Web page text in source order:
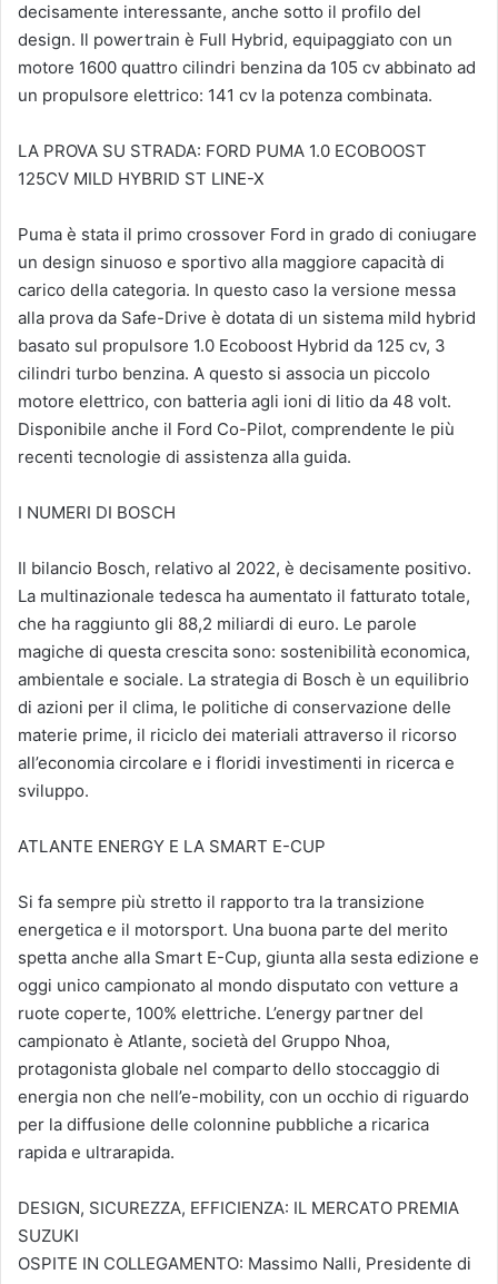
decisamente interessante, anche sotto il profilo del
design. Il powertrain è Full Hybrid, equipaggiato con un
motore 1600 quattro cilindri benzina da 105 cv abbinato ad
un propulsore elettrico: 141 cv la potenza combinata.
LA PROVA SU STRADA: FORD PUMA 1.0 ECOBOOST
125CV MILD HYBRID ST LINE-X
Puma è stata il primo crossover Ford in grado di coniugare
un design sinuoso e sportivo alla maggiore capacità di
carico della categoria. In questo caso la versione messa
alla prova da Safe-Drive è dotata di un sistema mild hybrid
basato sul propulsore 1.0 Ecoboost Hybrid da 125 cv, 3
cilindri turbo benzina. A questo si associa un piccolo
motore elettrico, con batteria agli ioni di litio da 48 volt.
Disponibile anche il Ford Co-Pilot, comprendente le più
recenti tecnologie di assistenza alla guida.
I NUMERI DI BOSCH
Il bilancio Bosch, relativo al 2022, è decisamente positivo.
La multinazionale tedesca ha aumentato il fatturato totale,
che ha raggiunto gli 88,2 miliardi di euro. Le parole
magiche di questa crescita sono: sostenibilità economica,
ambientale e sociale. La strategia di Bosch è un equilibrio
di azioni per il clima, le politiche di conservazione delle
materie prime, il riciclo dei materiali attraverso il ricorso
all’economia circolare e i floridi investimenti in ricerca e
sviluppo.
ATLANTE ENERGY E LA SMART E-CUP
Si fa sempre più stretto il rapporto tra la transizione
energetica e il motorsport. Una buona parte del merito
spetta anche alla Smart E-Cup, giunta alla sesta edizione e
oggi unico campionato al mondo disputato con vetture a
ruote coperte, 100% elettriche. L’energy partner del
campionato è Atlante, società del Gruppo Nhoa,
protagonista globale nel comparto dello stoccaggio di
energia non che nell’e-mobility, con un occhio di riguardo
per la diffusione delle colonnine pubbliche a ricarica
rapida e ultrarapida.
DESIGN, SICUREZZA, EFFICIENZA: IL MERCATO PREMIA
SUZUKI
OSPITE IN COLLEGAMENTO: Massimo Nalli, Presidente di